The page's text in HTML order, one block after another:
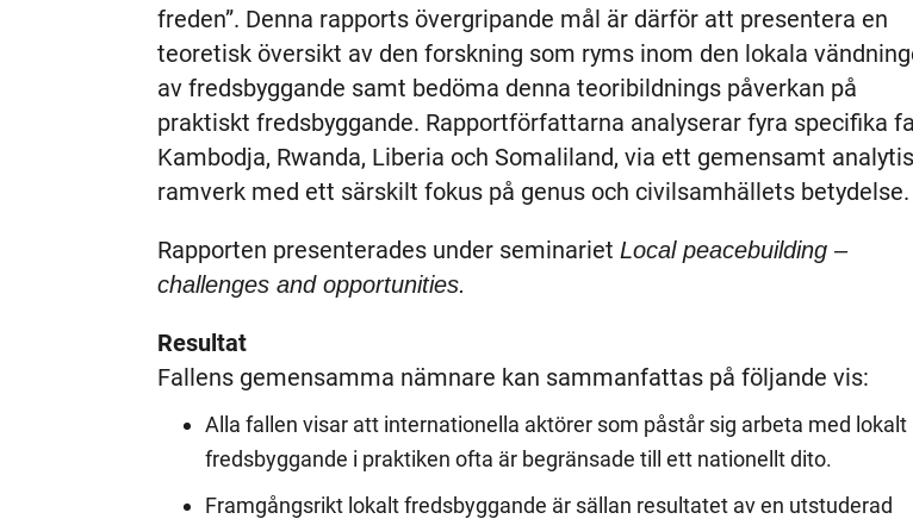
freden”. Denna rapports övergripande mål är därför att presentera en
teoretisk översikt av den forskning som ryms inom den lokala
av fredsbyggande samt bedöma denna teoribildnings påverkan på
praktiskt fredsbyggande. Rapportförfattarna analyserar fyra specifika
Kambodja, Rwanda, Liberia och Somaliland, via ett gemensamt
ramverk med ett särskilt fokus på genus och civilsamhällets betydelse.
Rapporten presenterades under seminariet Local peacebuilding –
challenges and opportunities.
Resultat
Fallens gemensamma nämnare kan sammanfattas på följande vis:
Alla fallen visar att internationella aktörer som påstår sig arbeta med lokalt
fredsbyggande i praktiken ofta är begränsade till ett nationellt dito.
Framgångsrikt lokalt fredsbyggande är sällan resultatet av en utstuderad